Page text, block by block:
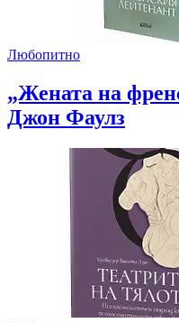
Любопитно
„Жената на
Джон Фаулз